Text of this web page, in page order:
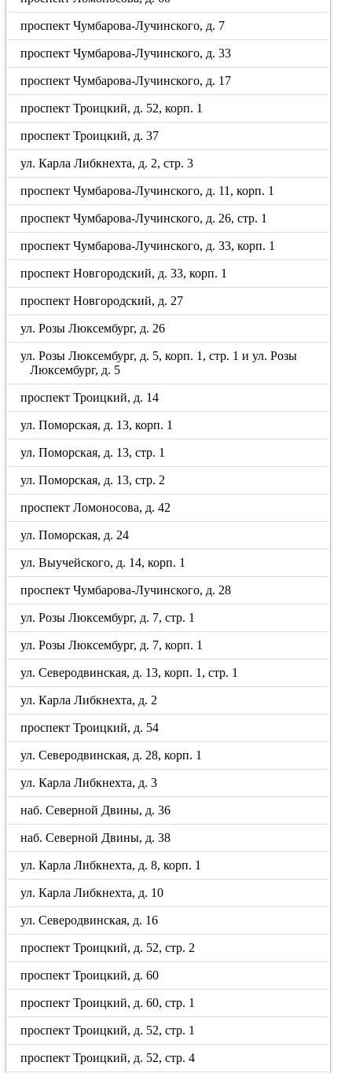
проспект Чумбарова-Лучинского, д. 7
проспект Чумбарова-Лучинского, д. 33
проспект Чумбарова-Лучинского, д. 17
проспект Троицкий, д. 52, корп. 1
проспект Троицкий, д. 37
ул. Карла Либкнехта, д. 2, стр. 3
проспект Чумбарова-Лучинского, д. 11, корп. 1
проспект Чумбарова-Лучинского, д. 26, стр. 1
проспект Чумбарова-Лучинского, д. 33, корп. 1
проспект Новгородский, д. 33, корп. 1
проспект Новгородский, д. 27
ул. Розы Люксембург, д. 26
ул. Розы Люксембург, д. 5, корп. 1, стр. 1 и ул. Розы
Люксембург, д. 5
проспект Троицкий, д. 14
ул. Поморская, д. 13, корп. 1
ул. Поморская, д. 13, стр. 1
ул. Поморская, д. 13, стр. 2
проспект Ломоносова, д. 42
ул. Поморская, д. 24
ул. Выучейского, д. 14, корп. 1
проспект Чумбарова-Лучинского, д. 28
ул. Розы Люксембург, д. 7, стр. 1
ул. Розы Люксембург, д. 7, корп. 1
ул. Северодвинская, д. 13, корп. 1, стр. 1
ул. Карла Либкнехта, д. 2
проспект Троицкий, д. 54
ул. Северодвинская, д. 28, корп. 1
ул. Карла Либкнехта, д. 3
наб. Северной Двины, д. 36
наб. Северной Двины, д. 38
ул. Карла Либкнехта, д. 8, корп. 1
ул. Карла Либкнехта, д. 10
ул. Северодвинская, д. 16
проспект Троицкий, д. 52, стр. 2
проспект Троицкий, д. 60
проспект Троицкий, д. 60, стр. 1
проспект Троицкий, д. 52, стр. 1
проспект Троицкий, д. 52, стр. 4